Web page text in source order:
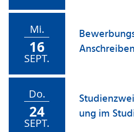
Mi.
16
SEPT.
Do.
24
SEPT.
ung im